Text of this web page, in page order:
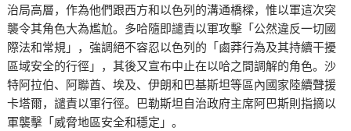
治局高層，作為他們跟西方和以色列的溝通橋樑，惟以軍這次突
襲令其角色大為尷尬。多哈隨即譴責以軍攻擊「公然違反一切國
際法和常規」，強調絕不容忍以色列的「鹵莽行為及其持續干擾
區域安全的行徑」，其後又宣布中止在以哈之間調解的角色。沙
特阿拉伯、阿聯酋、埃及、伊朗和巴基斯坦等區內國家陸續聲援
卡塔爾，譴責以軍行徑。巴勒斯坦自治政府主席阿巴斯則指摘以
軍襲擊「威脅地區安全和穩定」。